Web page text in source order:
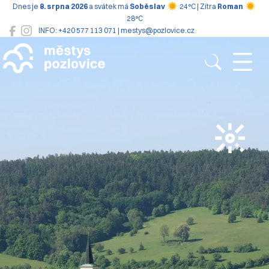
INFO: +420 577 113 071 | mestys@pozlovice.cz
Dnes je 8. srpna 2026 a svátek má Soběslav 24°C | Zítra Roman
28°C
Pozlovice